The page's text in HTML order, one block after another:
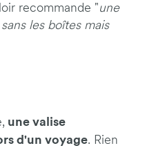
recommande "une
sans les boîtes mais
une valise
d'un voyage. Rien